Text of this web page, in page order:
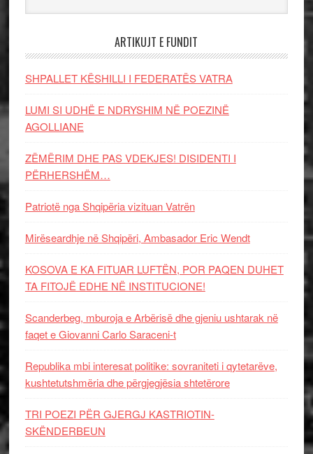
ARTIKUJT E FUNDIT
SHPALLET KËSHILLI I FEDERATËS VATRA
LUMI SI UDHË E NDRYSHIM NË POEZINË
AGOLLIANE
ZËMËRIM DHE PAS VDEKJES! DISIDENTI I
PËRHERSHËM…
Patriotë nga Shqipëria vizituan Vatrën
Mirëseardhje në Shqipëri, Ambasador Eric Wendt
KOSOVA E KA FITUAR LUFTËN, POR PAQEN DUHET
TA FITOJË EDHE NË INSTITUCIONE!
Scanderbeg, mburoja e Arbërisë dhe gjeniu ushtarak në
faqet e Giovanni Carlo Saraceni-t
Republika mbi interesat politike: sovraniteti i qytetarëve,
kushtetutshmëria dhe përgjegjësia shtetërore
TRI POEZI PËR GJERGJ KASTRIOTIN-
SKËNDERBEUN